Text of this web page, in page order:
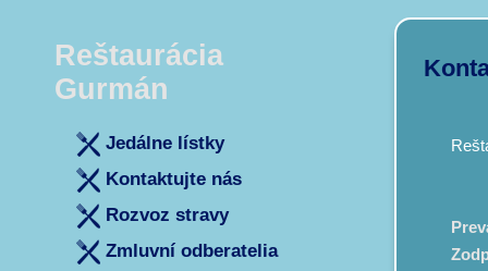
Reštaurácia
Gurmán
Jedálne lístky
Kontaktujte nás
Rozvoz stravy
Zmluvní odberatelia